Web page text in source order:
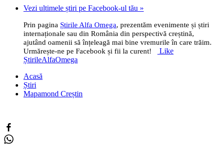
Vezi ultimele știri pe Facebook-ul tău »
Prin pagina Știrile Alfa Omega, prezentăm evenimente și știri
internaționale sau din România din perspectivă creștină,
ajutând oamenii să înțeleagă mai bine vremurile în care trăim.
Urmărește-ne pe Facebook și fii la curent!
Like
ȘtirileAlfaOmega
Acasă
Știri
Mapamond Creștin